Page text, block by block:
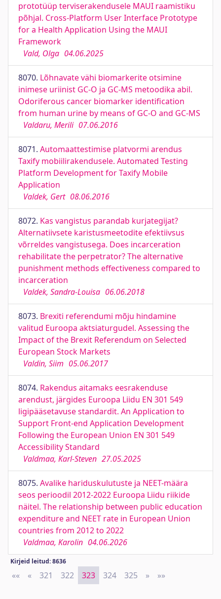
prototüüp terviserakendusele MAUI raamistiku
põhjal. Cross-Platform User Interface Prototype
for a Health Application Using the MAUI
Framework
Vald, Olga 04.06.2025
8070. Lõhnavate vähi biomarkerite otsimine
inimese uriinist GC-O ja GC-MS metoodika abil.
Odoriferous cancer biomarker identification
from human urine by means of GC-O and GC-MS
Valdaru, Merili 07.06.2016
8071. Automaattestimise platvormi arendus
Taxify mobiilirakendusele. Automated Testing
Platform Development for Taxify Mobile
Application
Valdek, Gert 08.06.2016
8072. Kas vangistus parandab kurjategijat?
Alternatiivsete karistusmeetodite efektiivsus
võrreldes vangistusega. Does incarceration
rehabilitate the perpetrator? The alternative
punishment methods effectiveness compared to
incarceration
Valdek, Sandra-Louisa 06.06.2018
8073. Brexiti referendumi mõju hindamine
valitud Euroopa aktsiaturgudel. Assessing the
Impact of the Brexit Referendum on Selected
European Stock Markets
Valdin, Siim 05.06.2017
8074. Rakendus aitamaks eesrakenduse
arendust, järgides Euroopa Liidu EN 301 549
ligipääsetavuse standardit. An Application to
Support Front-end Application Development
Following the European Union EN 301 549
Accessibility Standard
Valdmaa, Karl-Steven 27.05.2025
8075. Avalike hariduskulutuste ja NEET-määra
seos perioodil 2012-2022 Euroopa Liidu riikide
näitel. The relationship between public education
expenditure and NEET rate in European Union
countries from 2012 to 2022
Valdmaa, Karolin 04.06.2026
Kirjeid leitud: 8636
«« First
« Previous
321 322 323 324 325 » Next
»»